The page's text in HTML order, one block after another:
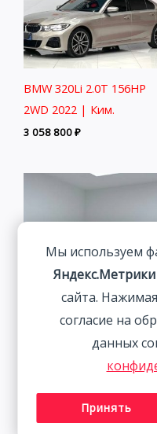
BMW 320Li 2.0T 156HP
2WD 2022 | Ким.
3 058 800₽
BMW 3 Series 2.0T
Мы используем
Яндекс.Метрики
сайта.
согласие на
данных
Принять